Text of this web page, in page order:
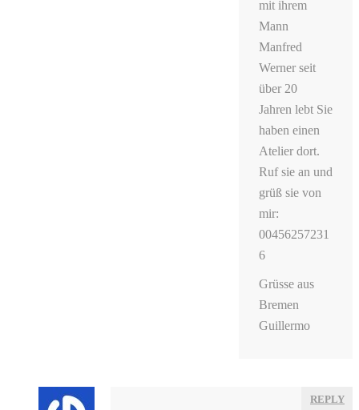
mit ihrem
Mann
Manfred
Werner seit
über 20
Jahren lebt Sie
haben einen
Atelier dort.
Ruf sie an und
grüß sie von
mir:
00456257231
6
Grüsse aus
Bremen
Guillermo
REPLY